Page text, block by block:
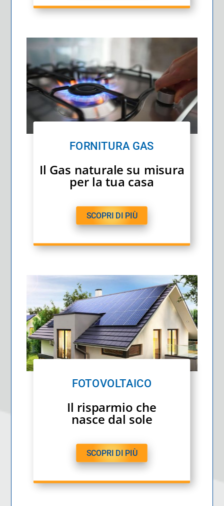
FORNITURA GAS
Il Gas naturale su misura
per la tua casa
SCOPRI DI PIÙ
FOTOVOLTAICO
Il risparmio che
nasce dal sole
SCOPRI DI PIÙ